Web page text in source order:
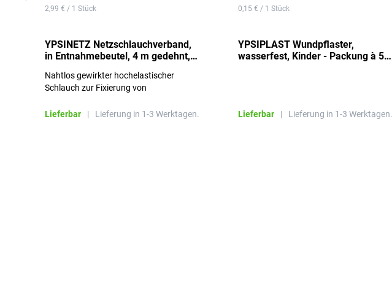
2,99 € / 1 Stück
YPSINETZ Netzschlauchverband,
in Entnahmebeutel, 4 m gedehnt,
Nahtlos gewirkter hochelastischer
Schlauch zur Fixierung von
Lieferbar
| Lieferung in 1-3 Werktagen.
0,15 € / 1 Stück
YPSIPLAST Wundpflaster,
wasserfest, Kinder - Packung à 50
Lieferbar | Lieferung in 1-3 Werktagen.